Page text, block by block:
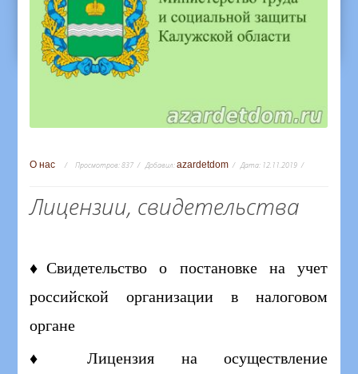
О нас Просмотров:837 Добавил:azardetdom Дата: 12.11.2019
Лицензии, свидетельства
♦Свидетельство о постановке на учет
российской организации в налоговом
органе
♦ Лицензия на осуществление